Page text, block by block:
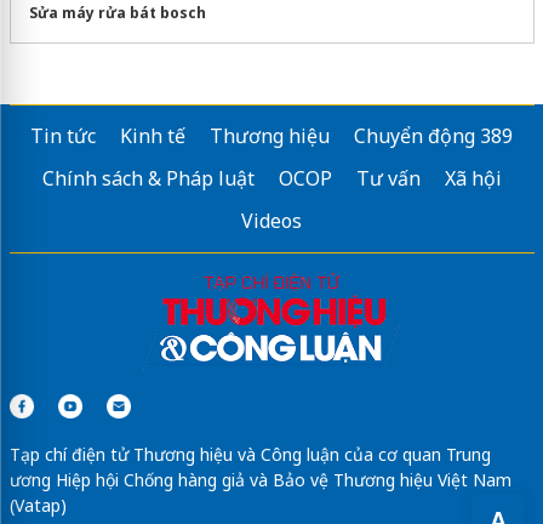
Sửa máy rửa bát bosch
Tin tức Kinh tế Thương hiệu
Chuyển động 389
Chính sách & Pháp luật
OCOP Tư vấn
Xã hội
Videos
Tạp chí điện tử Thương hiệu và Công luận của cơ quan Trung
ương Hiệp hội Chống hàng giả và Bảo vệ Thương hiệu Việt Nam
(Vatap)